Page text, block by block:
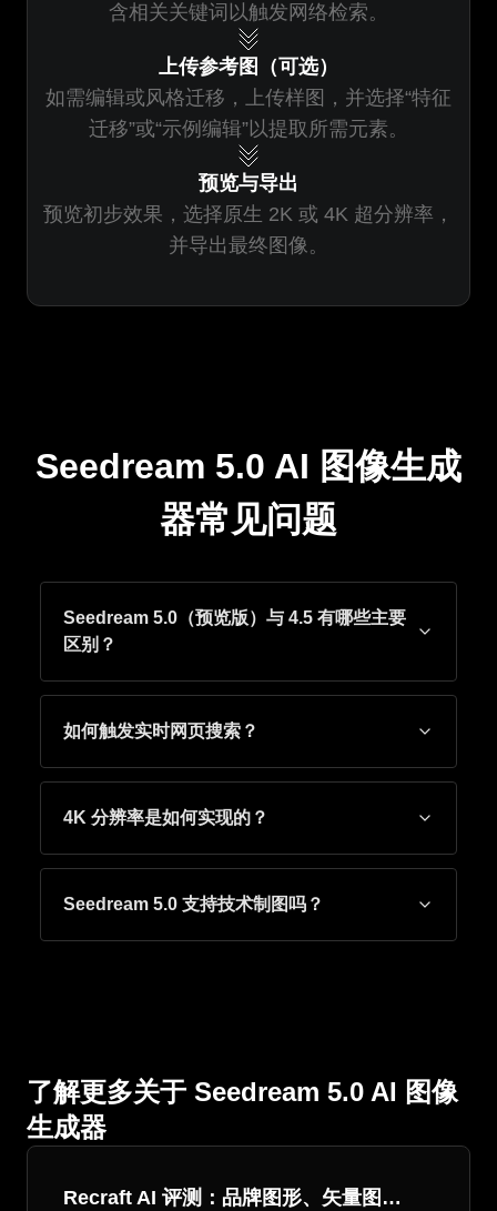
含相关关键词以触发网络检索。
上传参考图（可选）
如需编辑或风格迁移，上传样图，并选择“特征
迁移”或“示例编辑”以提取所需元素。
预览与导出
预览初步效果，选择原生 2K 或 4K 超分辨率，
并导出最终图像。
Seedream 5.0 AI 图像生成
器常见问题
Seedream 5.0（预览版）与 4.5 有哪些主要
区别？
如何触发实时网页搜索？
4K 分辨率是如何实现的？
Seedream 5.0 支持技术制图吗？
了解更多关于 Seedream 5.0 AI 图像
生成器
Recraft AI 评测：品牌图形、矢量图和